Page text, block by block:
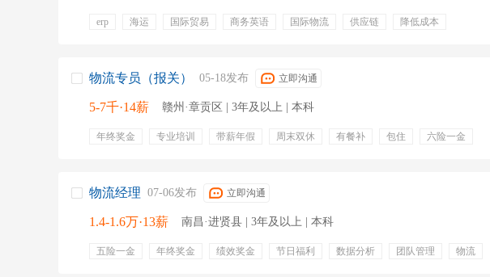
erp 海运 国际贸易 商务英语 国际物流 供应链
降低成本
物流专员（报关） 05-18发布 立即沟通
5-7千·14薪 赣州·章贡区 | 3年及以上 | 本科
年终奖金 专业培训 带薪年假 周末双休 有餐补 包住
六险一金
物流经理 07-06发布 立即沟通
1.4-1.6万·13薪 南昌·进贤县 | 3年及以上 | 本科
五险一金 年终奖金 绩效奖金 节日福利 数据分析 团队管理
物流